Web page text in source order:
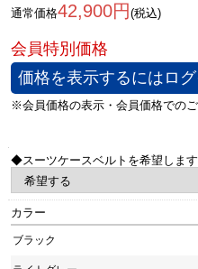
通常価格42,900円 (税込)
価格を表示するにはロ
◆スーツケースベルトを希望しま
カラー
ブラック